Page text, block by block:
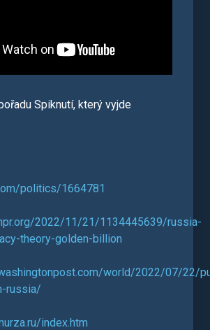
Spiknutí, který vyjde
politics/1664781
2022/11/21/1134445639/russia-
theory-golden-billion
world/2022/07/22/
russia/
index.htm